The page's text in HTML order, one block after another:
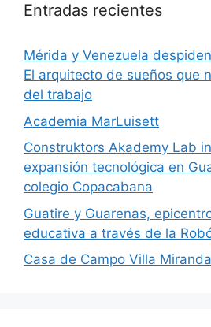
Entradas recientes
​Mérida y Venezuela
El arquitecto de sueños que
del trabajo
Academia MarLuisett
Construktors Akademy Lab
expansión tecnológica en
colegio Copacabana
Guatire y Guarenas,
educativa a través de la
Casa de Campo Villa Miranda